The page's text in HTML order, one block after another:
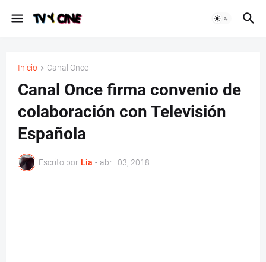
Inicio Canal Once
Canal Once firma convenio de
colaboración con Televisión
Española
Escrito por Lia - abril 03, 2018